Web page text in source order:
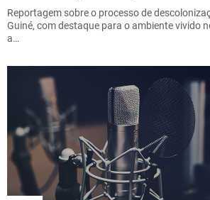
Reportagem sobre o processo de
Guiné, com destaque para o ambiente vivido
a…